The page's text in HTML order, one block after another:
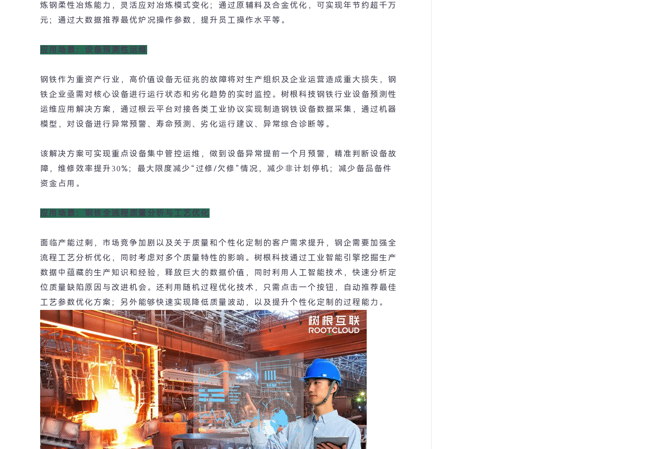
炼钢柔性冶炼能力，灵活应对冶炼模式变化；通过原辅料及合金优化，可实现年节约超千万
元；通过大数据推荐最优炉况操作参数，提升员工操作水平等。
应用场景：设备预测性运维
钢铁作为重资产行业，高价值设备无征兆的故障将对生产组织及企业运营造成重大损失，钢
铁企业亟需对核心设备进行运行状态和劣化趋势的实时监控。树根科技钢铁行业设备预测性
运维应用解决方案，通过根云平台对接各类工业协议实现制造钢铁设备数据采集，通过机器
模型，对设备进行异常预警、寿命预测、劣化运行建议、异常综合诊断等。
该解决方案可实现重点设备集中管控运维，做到设备异常提前一个月预警，精准判断设备故
障，维修效率提升30% ；最大限度减少 “过修/欠修 ” 情况，减少非计划停机；减少备品备件
资金占用。
应用场景：钢铁全流程质量分析与工艺优化
面临产能过剩，市场竞争加剧以及关于质量和个性化定制的客户需求提升，钢企需要加强全
流程工艺分析优化，同时考虑对多个质量特性的影响。树根科技通过工业智能引擎挖掘生产
数据中蕴藏的生产知识和经验，释放巨大的数据价值，同时利用人工智能技术，快速分析定
位质量缺陷原因与改进机会。还利用随机过程优化技术，只需点击一个按钮，自动推荐最佳
工艺参数优化方案；另外能够快速实现降低质量波动，以及提升个性化定制的过程能力。